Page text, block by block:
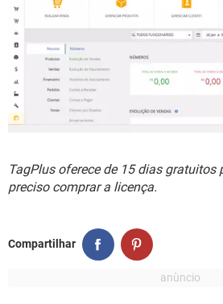
TagPlus oferece de 15 dias gratuitos
preciso comprar a licença.
Compartilhar